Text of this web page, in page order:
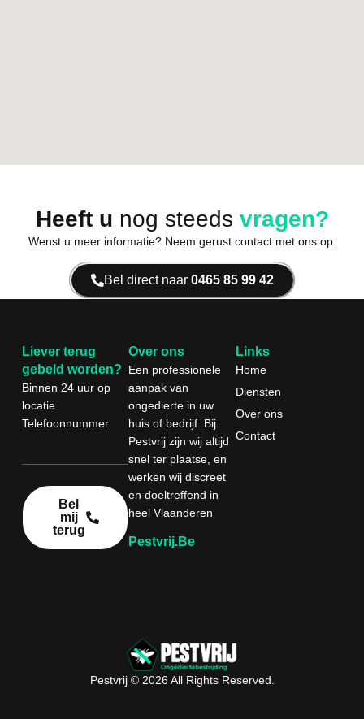
Heeft u nog steeds vragen?
Wenst u meer informatie? Neem gerust contact met ons op.
Bel direct naar 0465 85 99 42
Pestvrij © 2026 All Rights Reserved.
Over ons
Een professionele
aanpak van
ongedierte in uw
huis of bedrijf. Bij
Pestvrij zijn wij altijd
snel ter plaatse, en
werken wij discreet
en doeltreffend in
heel Vlaanderen
Pestvrij.be
Links
Home
Diensten
Over ons
Contact
Liever terug
gebeld worden?
Binnen 24 uurop
locatie
Telefoonnummer
Bel
mij
terug